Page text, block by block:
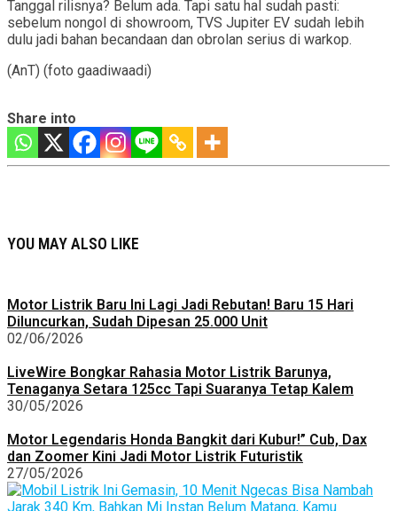
Tanggal rilisnya? Belum ada. Tapi satu hal sudah pasti:
sebelum nongol di showroom, TVS Jupiter EV sudah lebih
dulu jadi bahan becandaan dan obrolan serius di warkop.
(AnT) (foto gaadiwaadi)
Share into
YOU MAY ALSO LIKE
Motor Listrik Baru Ini Lagi Jadi Rebutan! Baru 15 Hari
Diluncurkan, Sudah Dipesan 25.000 Unit
02/06/2026
LiveWire Bongkar Rahasia Motor Listrik Barunya,
Tenaganya Setara 125cc Tapi Suaranya Tetap Kalem
30/05/2026
Motor Legendaris Honda Bangkit dari Kubur!” Cub, Dax
dan Zoomer Kini Jadi Motor Listrik Futuristik
27/05/2026